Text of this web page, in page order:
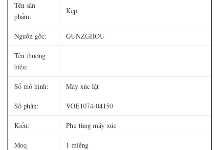
Tên sản
phẩm:
Kẹp
Nguồn gốc: GUNZGHOU
Tên thương
hiệu:
Số mô hình: Máy xúc lật
Số phần: VOE1074-04150
Kiểu: Phụ tùng máy xúc
Moq 1 miếng